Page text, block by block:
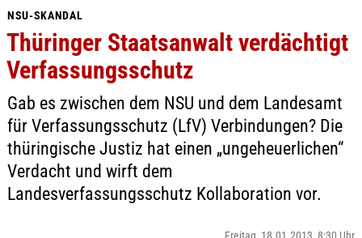
NSU-SKANDAL
Thüringer Staatsanwalt verdächtigt
Verfassungsschutz
Gab es zwischen dem NSU und dem Landesamt
für Verfassungsschutz (LfV) Verbindungen? Die
thüringische Justiz hat einen „ungeheuerlichen“
Verdacht und wirft dem
Landesverfassungsschutz Kollaboration vor.